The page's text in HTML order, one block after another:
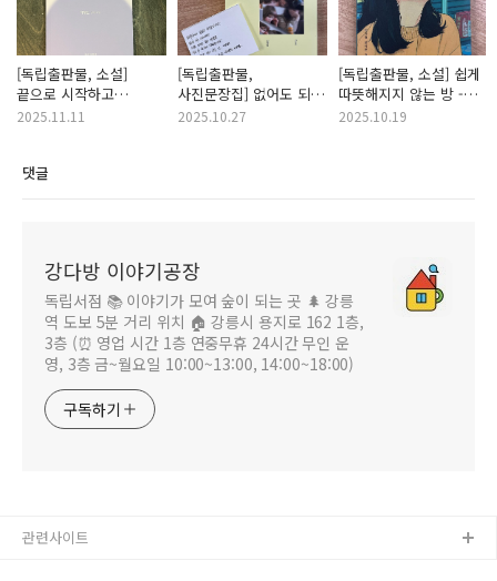
[독립출판물, 소설]
끝으로 시작하고
시작으로 끝나는, 이왕은
2025.11.11
[독립출판물,
사진문장집] 없어도 되는
시간, 해막
2025.10.27
[독립출판물, 소설] 쉽게
따뜻해지지 않는 방 -
장가영 윤다은 권주현
2025.10.19
댓글
강다방 이야기공장
독립서점 📚 이야기가 모여 숲이 되는 곳 🌲 강릉
역 도보 5분 거리 위치 🏠 강릉시 용지로 162 1층,
3층 (⏰ 영업 시간 1층 연중무휴 24시간 무인 운
영, 3층 금~월요일 10:00~13:00, 14:00~18:00)
구독하기
관련사이트